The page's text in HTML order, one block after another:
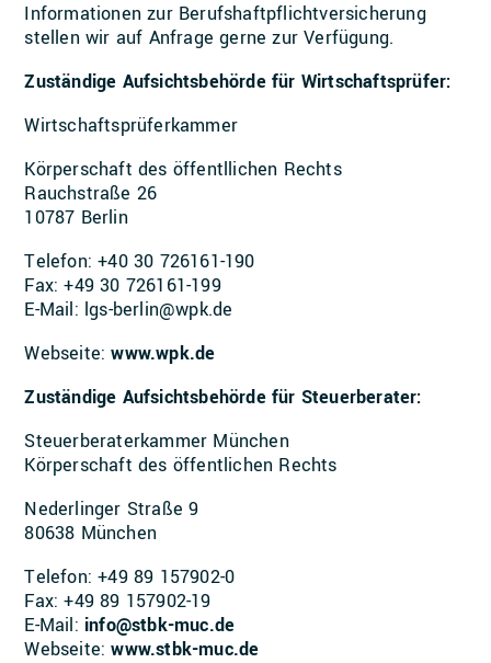
Informationen zur Berufshaftpflichtversicherung
stellen wir auf Anfrage gerne zur Verfügung.
Zuständige Aufsichtsbehörde für Wirtschaftsprüfer:
Wirtschaftsprüferkammer
Körperschaft des öffentllichen Rechts
Rauchstraße 26
10787 Berlin
Telefon: +40 30 726161-190
Fax: +49 30 726161-199
E-Mail: lgs-berlin@wpk.de
Webseite:www.wpk.de
Zuständige Aufsichtsbehörde für Steuerberater:
Steuerberaterkammer München
Körperschaft des öffentlichen Rechts
Nederlinger Straße 9
80638 München
Telefon: +49 89 157902-0
Fax: +49 89 157902-19
E-Mail: info@stbk-muc.de
Webseite:www.stbk-muc.de